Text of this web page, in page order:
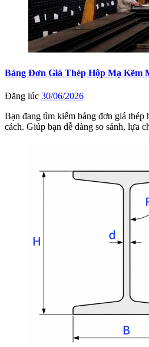
Bảng Đơn Giá Thép Hộp Mạ Kẽm
Đăng lúc 30/06/2026
Bạn đang tìm kiếm bảng đơn giá
cách. Giúp bạn dễ dàng so sánh, lựa